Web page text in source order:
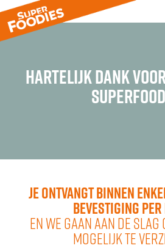
hartelijk dank
Je ontvangt binnen
bevestiging
en we gaan aan de
mogelijk te